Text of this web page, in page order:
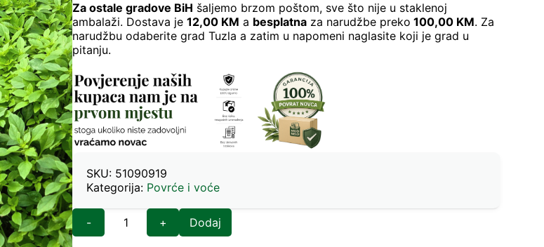
Za ostale gradove BiH šaljemo brzom poštom, sve što nije u staklenoj
ambalaži. Dostava je 12,00 KM a besplatna za narudžbe preko 100,00 KM. Za
narudžbu odaberite grad Tuzla a zatim u napomeni naglasite koji je grad u
pitanju.
SKU: 51090919
Kategorija: Povrće i voće
- + Dodaj